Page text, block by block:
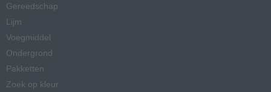
Gereedschap
Lijm
Voegmiddel
Ondergrond
Pakketten
Zoek op kleur